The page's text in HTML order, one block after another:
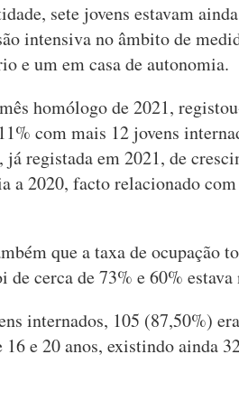
sete jovens estavam
intensiva no âmbito de
e um em casa de autonomia.
homólogo de 2021,
com mais 12 jovens
já registada em 2021, de
a 2020, facto relacionado
que a taxa de ocupação
de cerca de 73% e 60%
internados, 105 (87,50%)
e 20 anos, existindo ainda